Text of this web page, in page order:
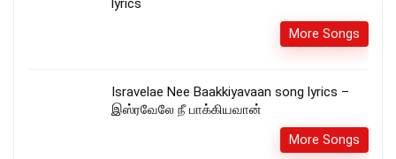
More Songs
Isravelae Nee Baakkiyavaan song lyrics –
இஸ்ரவேலே நீ பாக்கியவான்
More Songs